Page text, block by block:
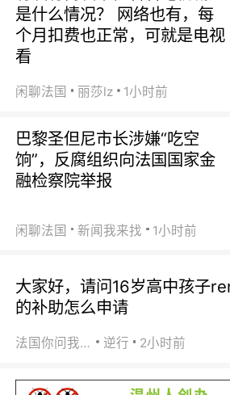
是什么情况？ 网络也有，每
个月扣费也正常，可就是电视
看
闲聊法国 丽莎lz 1小时前
巴黎圣但尼市长涉嫌“吃空
饷”，反腐组织向法国国家金
融检察院举报
闲聊法国 新闻我来找 1小时前
大家好，请问16岁高中孩子
的补助怎么申请
法国你问我答 逆行 2小时前